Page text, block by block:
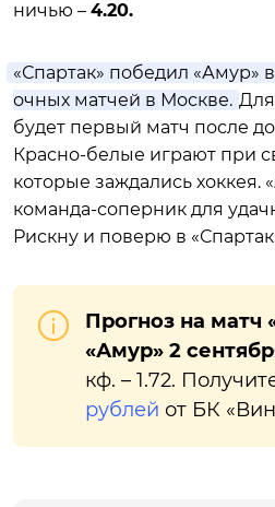
ничью – 4.20.
«Спартак» победил «Амур»
очных матчей в Москве. Для
будет первый матч после
Красно-белые играют при
которые заждались хоккея.
команда-соперник для
Рискну и поверю в
Прогноз на матч
«Амур» 2
кф. – 1.72.
рублей от БК